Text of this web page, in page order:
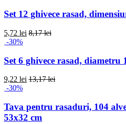
Set 12 ghivece rasad,
5,72 lei 8,17 lei
-30%
Set 6 ghivece rasad, diametru
9,22 lei 13,17 lei
-30%
Tava pentru rasaduri, 104
53x32 cm